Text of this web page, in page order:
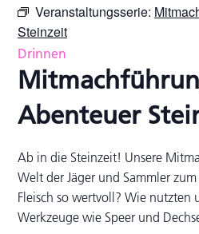
Veranstaltungsserie:
Steinzeit
Drinnen
Abenteuer
Ab in die Steinzeit! Unsere
Welt der Jäger und Sammler
Fleisch so wertvoll? Wie nutzten
Werkzeuge wie Speer und